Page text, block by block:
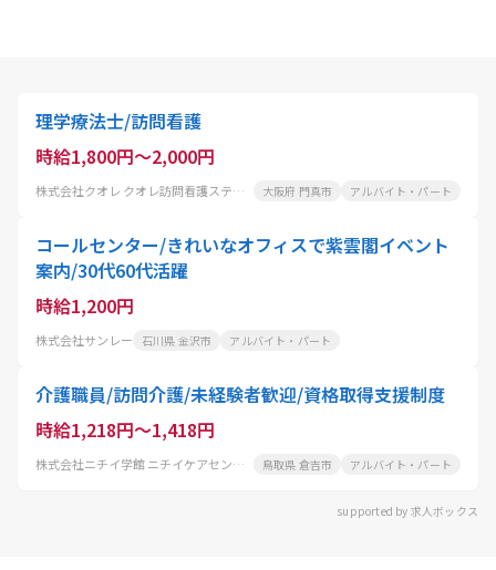
理学療法士/訪問看護
時給1,800円～2,000円
株式会社クオレ クオレ訪問看護ステーション古川橋 大阪府 門真市 アルバイト・パート
コールセンター/きれいなオフィスで紫雲閣イベント
案内/30代60代活躍
時給1,200円
株式会社サンレー 石川県 金沢市 アルバイト・パート
介護職員/訪問介護/未経験者歓迎/資格取得支援制度
時給1,218円～1,418円
株式会社ニチイ学館 ニチイケアセンターゆりはま 鳥取県 倉吉市 アルバイト・パート
supported by 求人ボックス